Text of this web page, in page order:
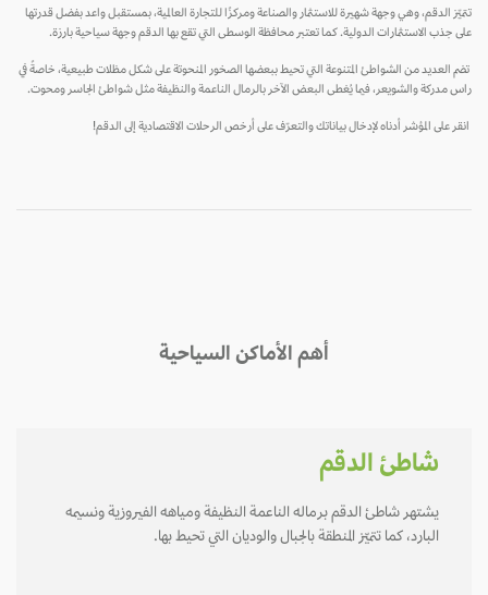
تتميّز الدقم، وهي وجهة شهيرة للاستثمار والصناعة ومركزًا للتجارة العالمية، بمستقبل واعد بفضل قدرتها
على جذب الاستثمارات الدولية. كما تعتبر محافظة الوسطى التي تقع بها الدقم وجهة سياحية بارزة.
تضم العديد من الشواطئ المتنوعة التي تحيط ببعضها الصخور المنحوتة على شكل مظلات طبيعية، خاصةً في
راس مدركة والشويعر، فيما يُغطى البعض الآخر بالرمال الناعمة والنظيفة مثل شواطئ الجاسر ومحوت.
انقر على المؤشر أدناه لإدخال بياناتك والتعرّف على أرخص الرحلات الاقتصادية إلى الدقم!
أهم الأماكن السياحية
شاطئ الدقم
يشتهر شاطئ الدقم برماله الناعمة النظيفة ومياهه الفيروزية ونسيمه
البارد، كما تتميّز المنطقة بالجبال والوديان التي تحيط بها.